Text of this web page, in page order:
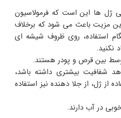
ژل ها این است که فرمولاسیون
مزیت باعث می شود که برخلاف
استفاده، روی ظروف شیشه ای
نکنید.
​​بین قرص و پودر هستند.
شفافیت بیشتری داشته باشد،
از ژل، از جلا دهنده نیز استفاده
در آب دارند.